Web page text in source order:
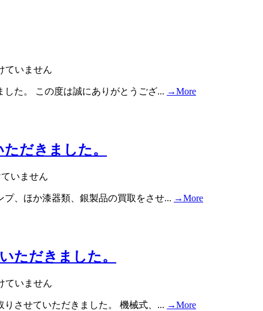
ていません
た。 この度は誠にありがとうござ... →More
だきました。
いません
、ほか漆器類、銀製品の買取をさせ... →More
ただきました。
ていません
させていただきました。 機械式、... →More